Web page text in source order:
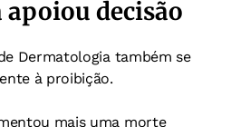
decisão
Dermatologia também se
à proibição.
mais uma morte